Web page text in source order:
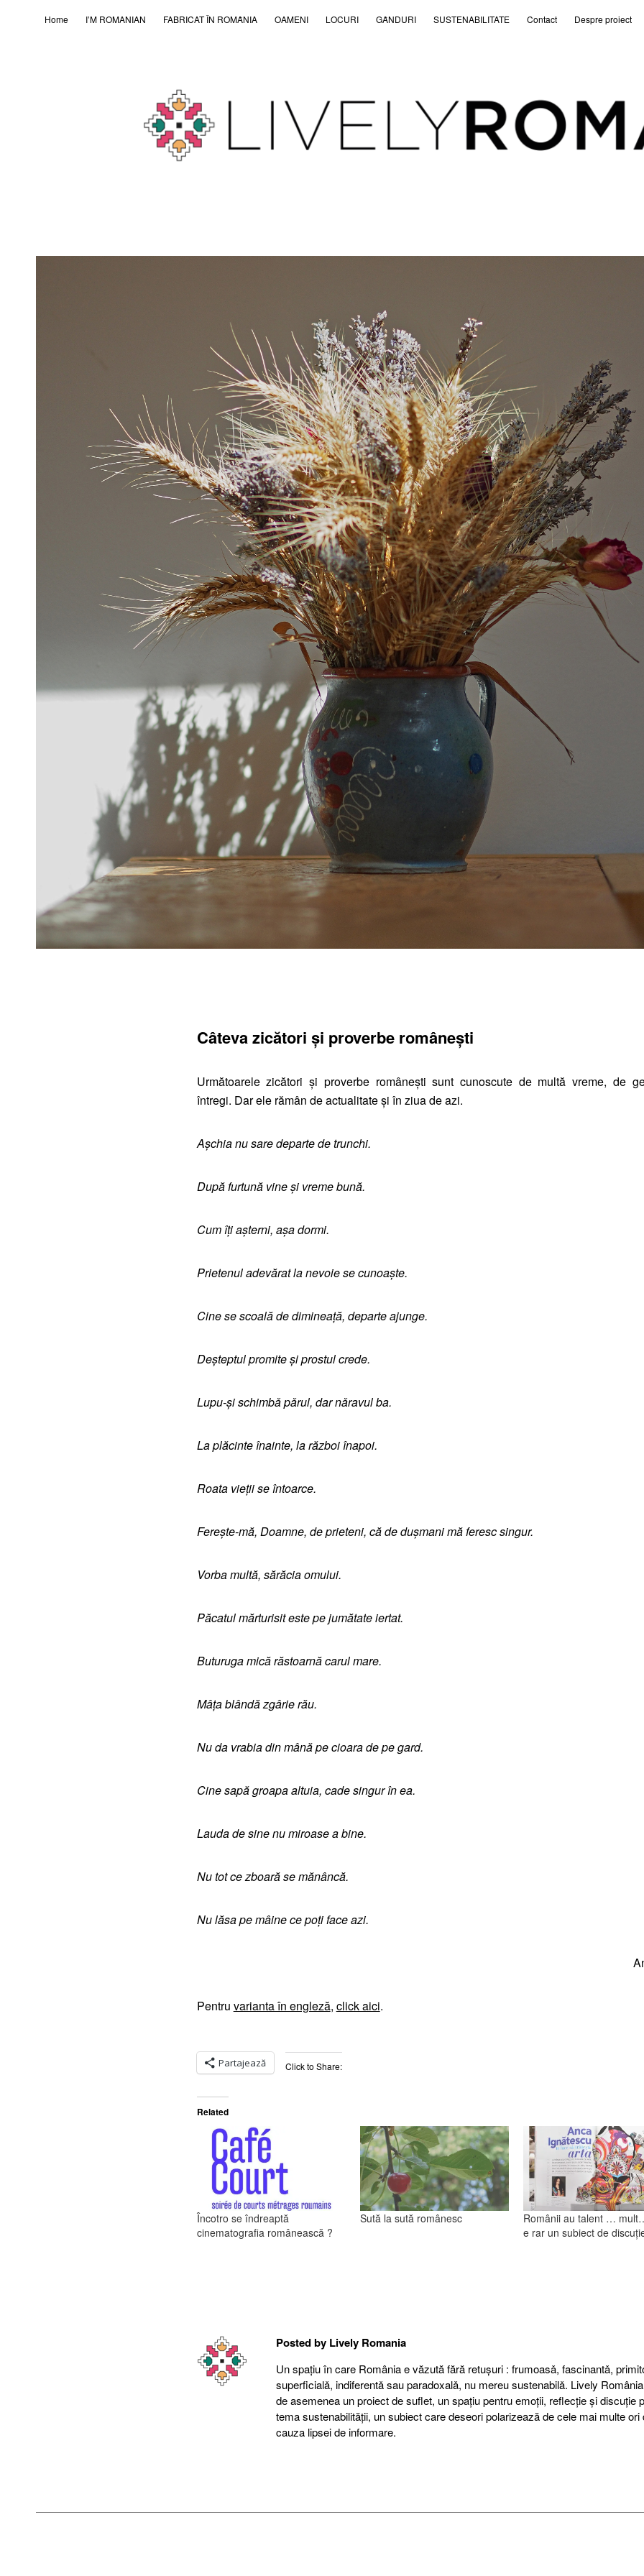
Home I’M ROMANIAN FABRICAT ÎN ROMȂNIA OAMENI LOCURI GȂNDURI SUSTENABILITATE Contact Despre proiect
Câteva zicători și proverbe românești
Următoarele zicători și proverbe românești sunt cunoscute de multă vreme, de
întregi. Dar ele rămân de actualitate și în ziua de azi.
Așchia nu sare departe de trunchi.
După furtună vine și vreme bună.
Cum îți așterni, așa dormi.
Prietenul adevărat la nevoie se cunoaște.
Cine se scoală de dimineață, departe ajunge.
Deșteptul promite și prostul crede.
Lupu-și schimbǎ pǎrul, dar nǎravul ba.
La plăcinte înainte, la război înapoi.
Roata vieții se întoarce.
Ferește-mă, Doamne, de prieteni, că de dușmani mă feresc singur.
Vorba multă, sărăcia omului.
Păcatul mărturisit este pe jumătate iertat.
Buturuga mică răstoarnă carul mare.
Mâța blândă zgârie rău.
Nu da vrabia din mână pe cioara de pe gard.
Cine sapă groapa altuia, cade singur în ea.
Lauda de sine nu miroase a bine.
Nu tot ce zboară se mănâncă.
Nu lăsa pe mâine ce poți face azi.
Pentru varianta în engleză, click aici.
Click to Share:
Partajează
Related
Încotro se îndreaptă
cinematografia românească ?
Sută la sută românesc
Românii au talent …
e rar un subiect de
Posted by Lively Romania
Un spațiu în care România e văzută fără retuşuri : frumoasǎ, fascinantǎ,
superficialǎ, indiferentǎ sau paradoxalǎ, nu mereu sustenabilǎ. Lively
de asemenea un proiect de suflet, un spațiu pentru emoții, reflecție şi discuție
tema sustenabilității, un subiect care deseori polarizează de cele mai multe ori
cauza lipsei de informare.